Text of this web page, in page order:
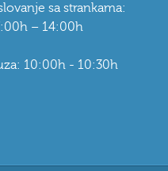
sa strankama:
– 14:00h
10:00h - 10:30h